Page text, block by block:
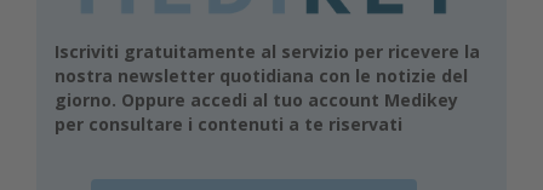
Iscriviti gratuitamente al servizio per ricevere la
nostra newsletter quotidiana con le notizie del
giorno. Oppure accedi al tuo account Medikey
per consultare i contenuti a te riservati